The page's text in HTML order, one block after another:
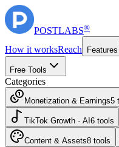
POSTLABS®
How it worksReach Features
Free Tools
Categories
Monetization & Earnings5
TikTok Growth · AI 6 tools
Content & Assets8 tools